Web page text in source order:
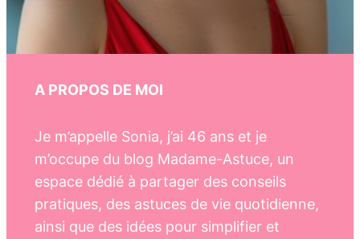
A PROPOS DE MOI
Je m’appelle Sonia, j’ai 46 ans et je
m’occupe du blog Madame-Astuce, un
espace dédié à partager des conseils
pratiques, des astuces de vie quotidienne,
ainsi que des idées pour simplifier et